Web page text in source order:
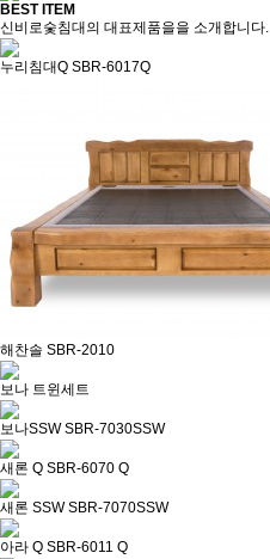
BEST ITEM
신비로숯침대의 대표제품을을 소개합니다.
누리침대Q SBR-6017Q
해찬솔 SBR-2010
보나 트윈세트
보나SSW SBR-7030SSW
새론 Q SBR-6070 Q
새론 SSW SBR-7070SSW
아라 Q SBR-6011 Q